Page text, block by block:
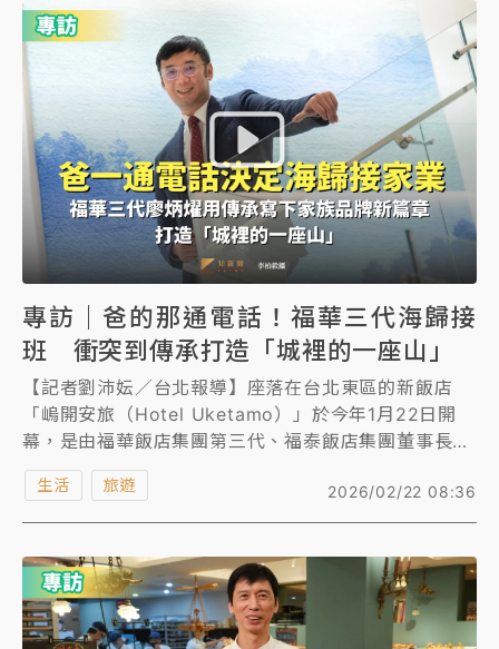
工作人員電話代訂及取貨，一次訂120顆，「看了新聞
才知道，很驚喜，像中樂透」。
事實上，同心圓在舊址（SOGO忠孝館後方）時，一天
最高賣到4000顆，年營收破千萬，不過近年歷經東區
房租上漲、人潮衰退、商圈轉移，導致銷量減半，儘管
如此，陳力瑜仍靠轉型、創新口味堅持下去，「希望讓
同心圓不只是賣紅豆餅的店」。
專訪｜爸的那通電話！福華三代海歸接
班 衝突到傳承打造「城裡的一座山」
【記者劉沛妘／台北報導】座落在台北東區的新飯店
「嵨開安旅（Hotel Uketamo）」於今年1月22日開
幕，是由福華飯店集團第三代、福泰飯店集團董事長廖
炳燿的自創品牌，以「城市裡的一座山」為概念，致力
打造全台首間以身心靈療癒為核心的飯店。《知新聞》
專訪到廖炳燿，出生在飯店世家的他，求學時期其實是
師，但因「爸爸的一通電話」，決定在2008那年回國
接班，就為了想傳承，「上一代的辛苦，我們怎麼樣都
要做下去」。
2026/02/22 08:36
生活 旅遊